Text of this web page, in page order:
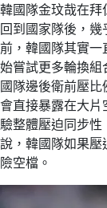
韓國隊金玟哉在
回到國家隊後，
前，韓國隊其實
始嘗試更多輪換
國隊邊後衛前壓
會直接暴露在大
驗整體壓迫同步
說，韓國隊如果
險空檔。